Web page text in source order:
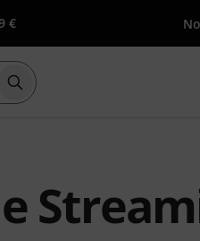
€
Démarrer la recherche